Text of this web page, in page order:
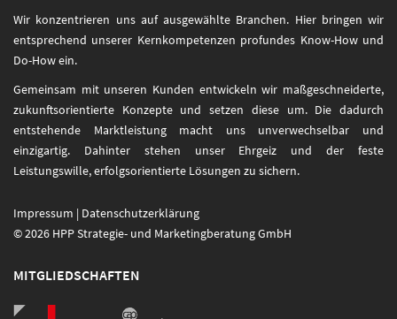
Wir konzentrieren uns auf ausgewählte Branchen. Hier bringen wir
entsprechend unserer Kernkompetenzen profundes Know-How und
Do-How ein.
Gemeinsam mit unseren Kunden entwickeln wir maßgeschneiderte,
zukunftsorientierte Konzepte und setzen diese um. Die dadurch
entstehende Marktleistung macht uns unverwechselbar und
einzigartig. Dahinter stehen unser Ehrgeiz und der feste
Leistungswille, erfolgsorientierte Lösungen zu sichern.
Impressum | Datenschutzerklärung
© 2026 HPP Strategie- und Marketingberatung GmbH
MITGLIEDSCHAFTEN